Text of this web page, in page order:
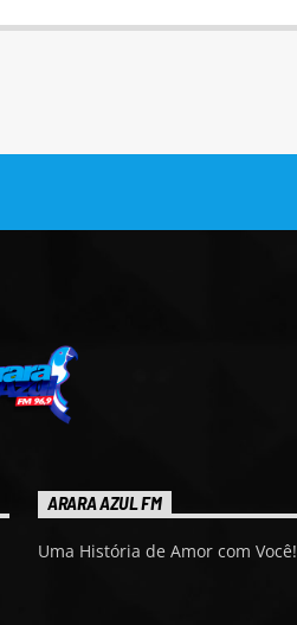
ARARA AZUL FM
Uma História de Amor com Você!